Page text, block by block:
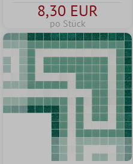
8,30 EUR
po Stück